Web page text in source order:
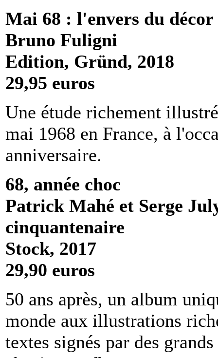
Mai 68 : l'envers du décor
Bruno Fuligni
Edition, Gründ, 2018
29,95 euros
Une étude richement
mai 1968 en France, à
anniversaire.
68, année choc
Patrick Mahé et Serge
cinquantenaire
Stock, 2017
29,90 euros
50 ans après, un album
monde aux illustrations
textes signés par des